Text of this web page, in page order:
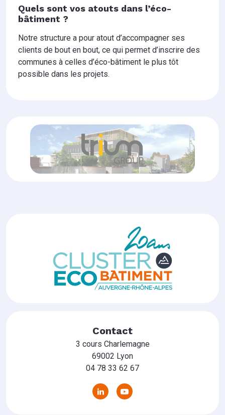
Quels sont vos atouts dans l’éco-
bâtiment ?
Notre structure a pour atout d’accompagner ses
clients de bout en bout, ce qui permet d’inscrire des
communes à celles d’éco-bâtiment le plus tôt
possible dans les projets.
Contact
3 cours Charlemagne
69002 Lyon
04 78 33 62 67